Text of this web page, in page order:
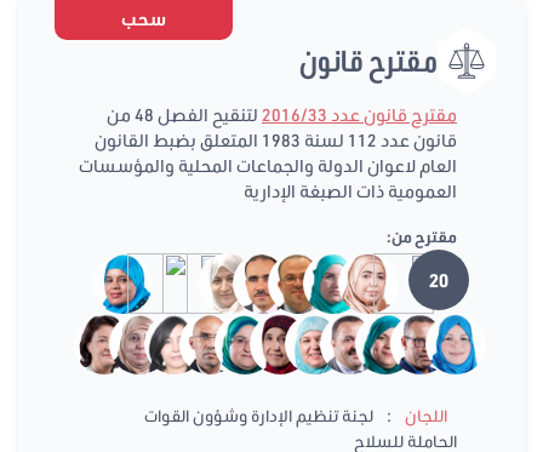
سحب
مقترح قانون
مقترح قانون عدد 2016/33
لتنقيح الفصل 48 من
قانون عدد 112 لسنة 1983 المتعلق بضبط القانون
العام لاعوان الدولة والجماعات المحلية والمؤسسات
العمومية ذات الصبغة الإدارية
مقترح من:
20
اللجان :
لجنة تنظيم الإدارة وشؤون القوات
الحاملة للسلاح